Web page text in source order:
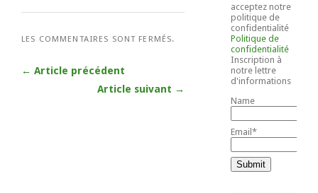
LES COMMENTAIRES SONT FERMÉS.
← Article précédent
Article suivant →
acceptez notre
politique de
confidentialité
Politique de
confidentialité
Inscription à
notre lettre
d'informations
Name
Email*